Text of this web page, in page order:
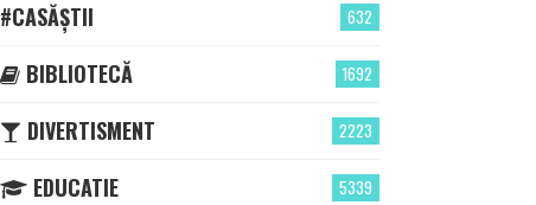
632
#CASĂȘTII
1692
BIBLIOTECĂ
2223
DIVERTISMENT
5339
EDUCATIE